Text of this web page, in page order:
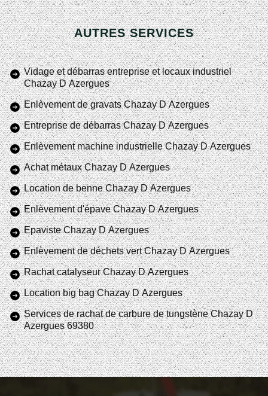
AUTRES SERVICES
Vidage et débarras entreprise et locaux industriel
Chazay D Azergues
Enlèvement de gravats Chazay D Azergues
Entreprise de débarras Chazay D Azergues
Enlèvement machine industrielle Chazay D Azergues
Achat métaux Chazay D Azergues
Location de benne Chazay D Azergues
Enlèvement d'épave Chazay D Azergues
Epaviste Chazay D Azergues
Enlèvement de déchets vert Chazay D Azergues
Rachat catalyseur Chazay D Azergues
Location big bag Chazay D Azergues
Services de rachat de carbure de tungstène Chazay D
Azergues 69380